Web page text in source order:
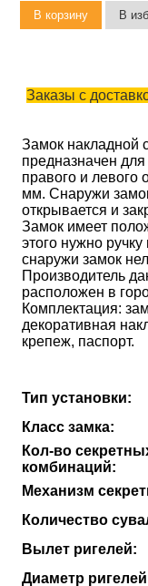
Заказы с
Замок накладной
предназначен
правого и левого
мм. Снаружи
открывается и
Замок имеет
этого нужно
снаружи замок
Производитель
расположен в
Комплектация:
декоративная
крепеж, паспорт.
Тип установки:
Класс замка:
Кол-во
комбинаций:
Механизм
Количество
Вылет ригелей:
Диаметр